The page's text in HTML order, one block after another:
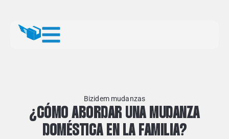
Bizidem mudanzas
¿CÓMO ABORDAR UNA MUDANZA
DOMÉSTICA EN LA FAMILIA?